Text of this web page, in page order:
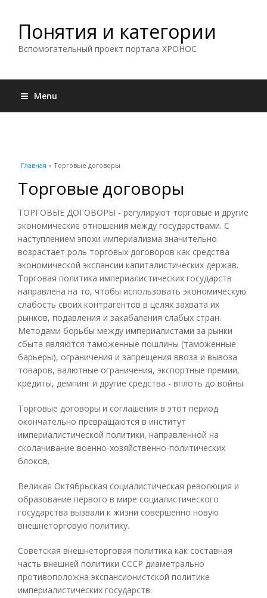
Понятия и категории
Вспомогательный проект портала ХРОНОС
Menu
Вы здесь
Главная » Торговые договоры
Торговые договоры
ТОРГОВЫЕ ДОГОВОРЫ - регулируют торговые и другие
экономические отношения между государствами. С
наступлением эпохи империализма значительно
возрастает роль торговых договоров как средства
экономической экспансии капиталистических держав.
Торговая политика империалистических государств
направлена на то, чтобы использовать экономическую
слабость своих контрагентов в целях захвата их
рынков, подавления и закабаления слабых стран.
Методами борьбы между империалистами за рынки
сбыта являются таможенные пошлины (таможенные
барьеры), ограничения и запрещения ввоза и вывоза
товаров, валютные ограничения, экспортные премии,
кредиты, демпинг и другие средства - вплоть до войны.
Торговые договоры и соглашения в этот период
окончательно превращаются в институт
империалистической политики, направленной на
сколачивание военно-хозяйственно-политических
блоков.
Великая Октябрьская социалистическая революция и
образование первого в мире социалистического
государства вызвали к жизни совершенно новую
внешнеторговую политику.
Советская внешнеторговая политика как составная
часть внешней политики СССР диаметрально
противоположна экспансионистской политике
империалистических государств.